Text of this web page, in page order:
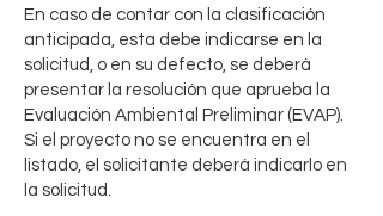
En caso de contar con la clasificación
anticipada, esta debe indicarse en la
solicitud, o en su defecto, se deberá
presentar la resolución que aprueba la
Evaluación Ambiental Preliminar (EVAP).
Si el proyecto no se encuentra en el
listado, el solicitante deberá indicarlo en
la solicitud.